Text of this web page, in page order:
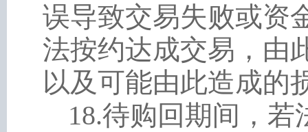
误导致交易失败或资
法按约达成交易，由
以及可能由此造成的
18.待购回期间，若